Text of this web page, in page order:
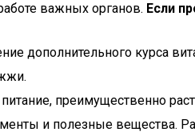
важных органов. Если
дополнительного курса
преимущественно
и полезные вещества.